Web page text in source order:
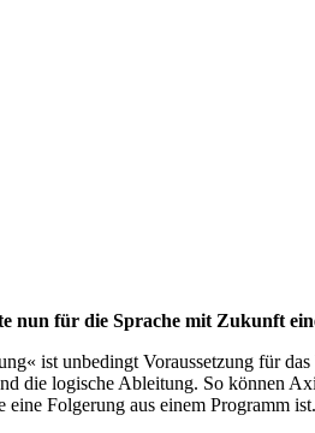
nun für die Sprache mit Zukunft
ist unbedingt Voraussetzung für
die logische Ableitung. So können
Folgerung aus einem Programm ist.